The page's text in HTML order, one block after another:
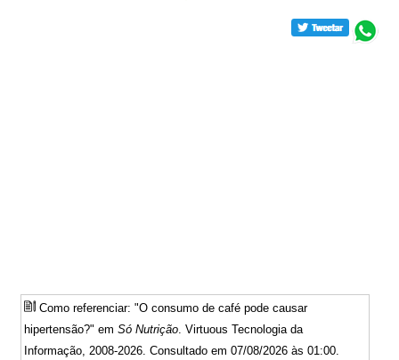
Como referenciar: "O consumo de café pode causar
hipertensão?" emSó Nutrição . Virtuous Tecnologia da
Informação, 2008-2026. Consultado em 07/08/2026 às 01:00.